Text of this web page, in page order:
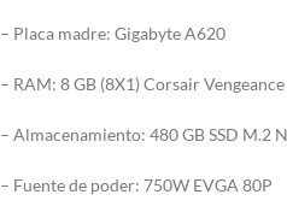
– Placa madre: Gigabyte A620
– RAM: 8 GB (8X1) Corsair
– Almacenamiento: 480 GB SSD M.2
– Fuente de poder: 750W EVGA 80P